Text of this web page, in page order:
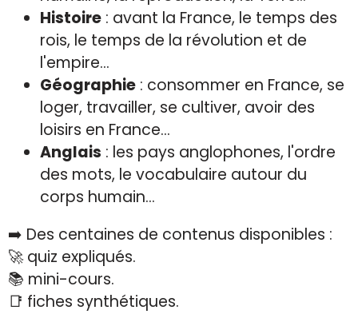
Histoire : avant la France, le temps des
rois, le temps de la révolution et de
l'empire...
Géographie : consommer en France, se
loger, travailler, se cultiver, avoir des
loisirs en France...
Anglais : les pays anglophones, l'ordre
des mots, le vocabulaire autour du
corps humain...
➡️ Des centaines de contenus disponibles :
🚀 quiz expliqués.
📚 mini-cours.
📑 fiches synthétiques.